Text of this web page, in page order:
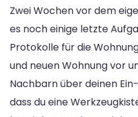
Zwei Wochen vor dem
es noch einige letzte
Protokolle für die
und neuen Wohnung vor
Nachbarn über deinen
dass du eine